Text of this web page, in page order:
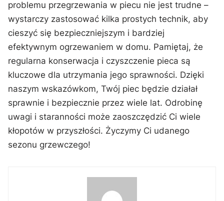
problemu przegrzewania w piecu nie jest trudne –
wystarczy zastosować ​kilka prostych ⁢technik, aby
cieszyć się bezpieczniejszym⁢ i bardziej
efektywnym ogrzewaniem w ​domu.⁣ Pamiętaj, że
regularna konserwacja i czyszczenie pieca są
kluczowe⁣ dla utrzymania jego​ sprawności. Dzięki
naszym wskazówkom, Twój piec będzie działał
sprawnie i bezpiecznie przez wiele lat. Odrobinę
uwagi i staranności może zaoszczędzić Ci ‌wiele ​
kłopotów w przyszłości. Życzymy⁤ Ci udanego
sezonu grzewczego!